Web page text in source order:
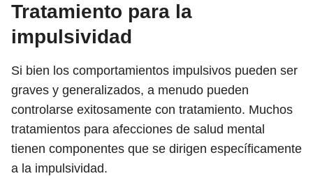
Tratamiento para la
impulsividad
Si bien los comportamientos impulsivos pueden ser
graves y generalizados, a menudo pueden
controlarse exitosamente con tratamiento. Muchos
tratamientos para afecciones de salud mental
tienen componentes que se dirigen específicamente
a la impulsividad.